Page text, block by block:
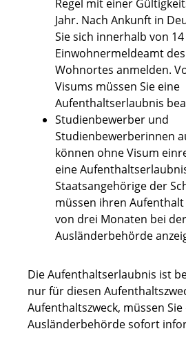
Regel mit einer
Jahr. Nach Ankunft in
Sie sich innerhalb von
Einwohnermeldeamt
Wohnortes anmelden.
Visums müssen Sie eine
Aufenthaltserlaubnis
Studienbewerber und
Studienbewerberinnen
können ohne Visum
eine
Staatsangehörige der
müssen ihren
von drei Monaten bei der
Ausländerbehörde
Die Aufenthaltserlaubnis ist
nur für diesen
Aufenthaltszweck, müssen Sie
Ausländerbehörde sofort